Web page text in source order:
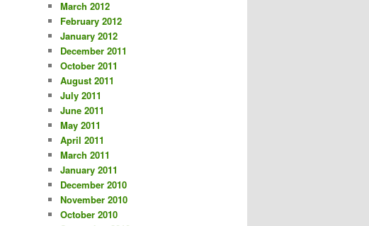
March 2012
February 2012
January 2012
December 2011
October 2011
August 2011
July 2011
June 2011
May 2011
April 2011
March 2011
January 2011
December 2010
November 2010
October 2010